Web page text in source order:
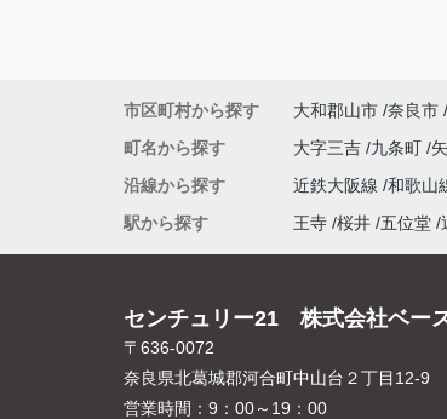
A.今回、内容が二転三転した
応くださり有難うございまし
市区町村から探す 大和郡山市 奈良市
町名から探す
大字三吉 九条町
沿線から探す
近鉄大阪線 和歌山
駅から探す
王寺 桜井 五位堂
センチュリー21 株式会社ベー
〒636-0072
奈良県北葛城郡河合町中山台２丁目12-9
営業時間： 9：00～19：00